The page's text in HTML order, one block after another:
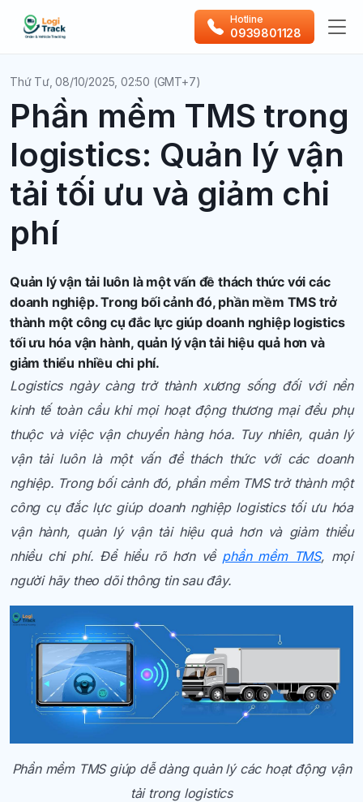
Hotline
0939801128
Thứ Tư, 08/10/2025, 02:50 (GMT+7)
Phần mềm TMS trong
logistics: Quản lý vận
tải tối ưu và giảm chi
phí
Quản lý vận tải luôn là một vấn đề thách thức với các
doanh nghiệp. Trong bối cảnh đó, phần mềm TMS trở
thành một công cụ đắc lực giúp doanh nghiệp logistics
tối ưu hóa vận hành, quản lý vận tải hiệu quả hơn và
giảm thiểu nhiều chi phí.
Logistics ngày càng trở thành xương sống đối với nền
kinh tế toàn cầu khi mọi hoạt động thương mại đều phụ
thuộc và việc vận chuyển hàng hóa. Tuy nhiên, quản lý
vận tải luôn là một vấn đề thách thức với các doanh
nghiệp. Trong bối cảnh đó, phần mềm TMS trở thành một
công cụ đắc lực giúp doanh nghiệp logistics tối ưu hóa
vận hành, quản lý vận tải hiệu quả hơn và giảm thiểu
nhiều chi phí. Để hiểu rõ hơn về phần mềm TMS, mọi
người hãy theo dõi thông tin sau đây.
Phần mềm TMS giúp dễ dàng quản lý các hoạt động vận
tải trong logistics